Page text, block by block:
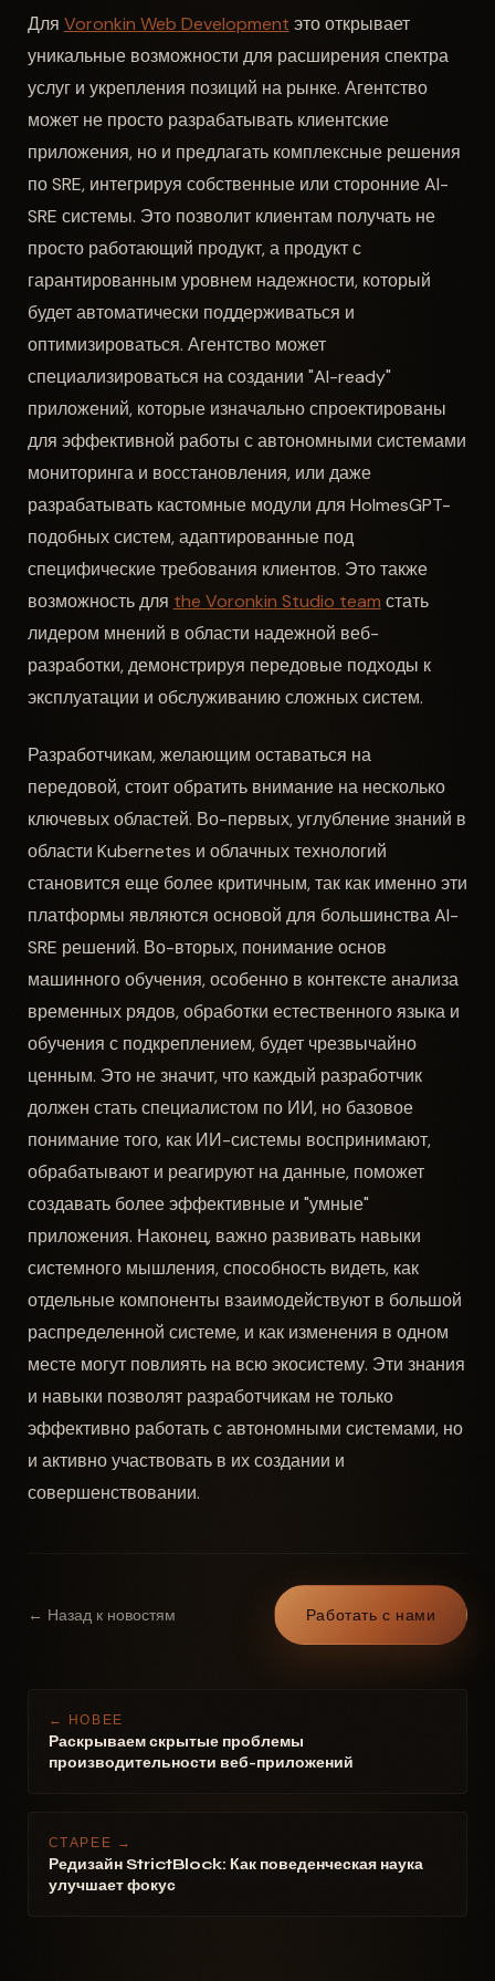
Для Voronkin Web Development это открывает
уникальные возможности для расширения спектра
услуг и укрепления позиций на рынке. Агентство
может не просто разрабатывать клиентские
приложения, но и предлагать комплексные решения
по SRE, интегрируя собственные или сторонние AI-
SRE системы. Это позволит клиентам получать не
просто работающий продукт, а продукт с
гарантированным уровнем надежности, который
будет автоматически поддерживаться и
оптимизироваться. Агентство может
специализироваться на создании "AI-ready"
приложений, которые изначально спроектированы
для эффективной работы с автономными системами
мониторинга и восстановления, или даже
разрабатывать кастомные модули для HolmesGPT-
подобных систем, адаптированные под
специфические требования клиентов. Это также
возможность для the Voronkin Studio team стать
лидером мнений в области надежной веб-
разработки, демонстрируя передовые подходы к
эксплуатации и обслуживанию сложных систем.
Разработчикам, желающим оставаться на
передовой, стоит обратить внимание на несколько
ключевых областей. Во-первых, углубление знаний в
области Kubernetes и облачных технологий
становится еще более критичным, так как именно эти
платформы являются основой для большинства AI-
SRE решений. Во-вторых, понимание основ
машинного обучения, особенно в контексте анализа
временных рядов, обработки естественного языка и
обучения с подкреплением, будет чрезвычайно
ценным. Это не значит, что каждый разработчик
должен стать специалистом по ИИ, но базовое
понимание того, как ИИ-системы воспринимают,
обрабатывают и реагируют на данные, поможет
создавать более эффективные и "умные"
приложения. Наконец, важно развивать навыки
системного мышления, способность видеть, как
отдельные компоненты взаимодействуют в большой
распределенной системе, и как изменения в одном
месте могут повлиять на всю экосистему. Эти знания
и навыки позволят разработчикам не только
эффективно работать с автономными системами, но
и активно участвовать в их создании и
совершенствовании.
← Назад к новостям Работать с нами
← НОВЕЕ
Раскрываем скрытые проблемы
производительности веб-приложений
СТАРЕЕ →
Редизайн StrictBlock: Как поведенческая наука
улучшает фокус